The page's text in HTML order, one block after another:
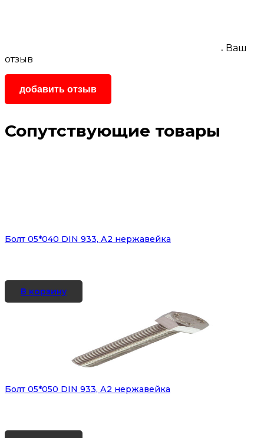
Ваш
отзыв
Сопутствующие товары
Болт 05*040 DIN 933, А2 нержавейка
В корзину
Болт 05*050 DIN 933, А2 нержавейка